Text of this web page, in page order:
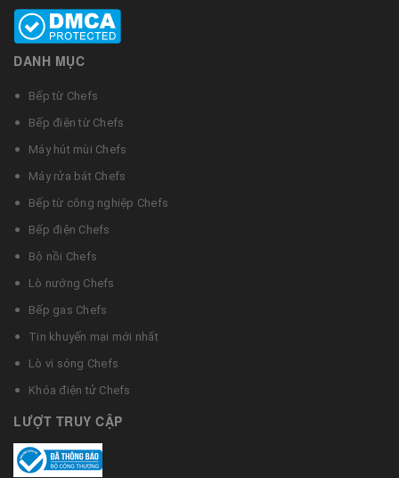
DANH MỤC
Bếp từ Chefs
Bếp điện từ Chefs
Máy hút mùi Chefs
Máy rửa bát Chefs
Bếp từ công nghiệp Chefs
Bếp điện Chefs
Bộ nồi Chefs
Lò nướng Chefs
Bếp gas Chefs
Tin khuyến mại mới nhất
Lò vi sóng Chefs
Khóa điện tử Chefs
LƯỢT TRUY CẬP